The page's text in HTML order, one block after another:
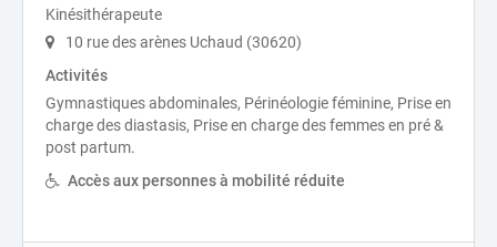
Kinésithérapeute
10 rue des arènes Uchaud (30620)
Activités
Gymnastiques abdominales, Périnéologie féminine, Prise en
charge des diastasis, Prise en charge des femmes en pré &
post partum.
Accès aux personnes à mobilité réduite